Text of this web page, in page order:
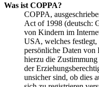
Was ist COPPA?
COPPA,
Act of 1998 (deutsch:
von Kindern im
USA, welches festlegt,
persönliche Daten von
hierzu die
der
unsicher sind, ob dies